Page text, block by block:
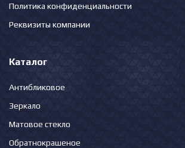
Политика конфиденциальности
Реквизиты компании
Каталог
Антибликовое
Зеркало
Матовое стекло
Обратнокрашеное